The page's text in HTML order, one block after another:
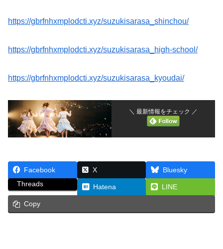
https://gbrfnhxmplodcti.xyz/suzukisarasa_shinchou/
https://gbrfnhxmplodcti.xyz/suzukisarasa_high-school/
https://gbrfnhxmplodcti.xyz/suzukisarasa_kyoudai/
＼ 最新情報をチェック ／
Facebook X
Bluesky
Threads
Hatena LINE
Copy